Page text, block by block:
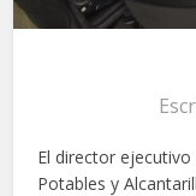
El director
Potables y